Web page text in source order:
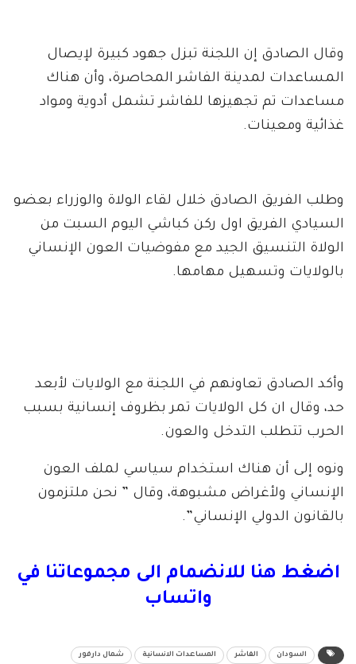
وقال الصادق إن اللجنة تبزل جهود كبيرة لإيصال
المساعدات لمدينة الفاشر المحاصرة، وأن هناك
مساعدات تم تجهيزها للفاشر تشمل أدوية ومواد
غذائية ومعينات.
وطلب الفريق الصادق خلال لقاء الولاة والوزراء بعضو
السيادي الفريق اول ركن كباشي اليوم السبت من
الولاة التنسيق الجيد مع مفوضيات العون الإنساني
بالولايات وتسهيل مهامها.
وأكد الصادق تعاونهم في اللجنة مع الولايات لأبعد
حد، وقال ان كل الولايات تمر بظروف إنسانية بسبب
الحرب تتطلب التدخل والعون.
ونوه إلى أن هناك استخدام سياسي لملف العون
الإنساني ولأغراض مشبوهة، وقال ” نحن ملتزمون
بالقانون الدولي الإنساني”.
اضغط هنا للانضمام الى مجموعاتنا في
واتساب
السودان الفاشر المساعدات الانسانية شمال دارفور